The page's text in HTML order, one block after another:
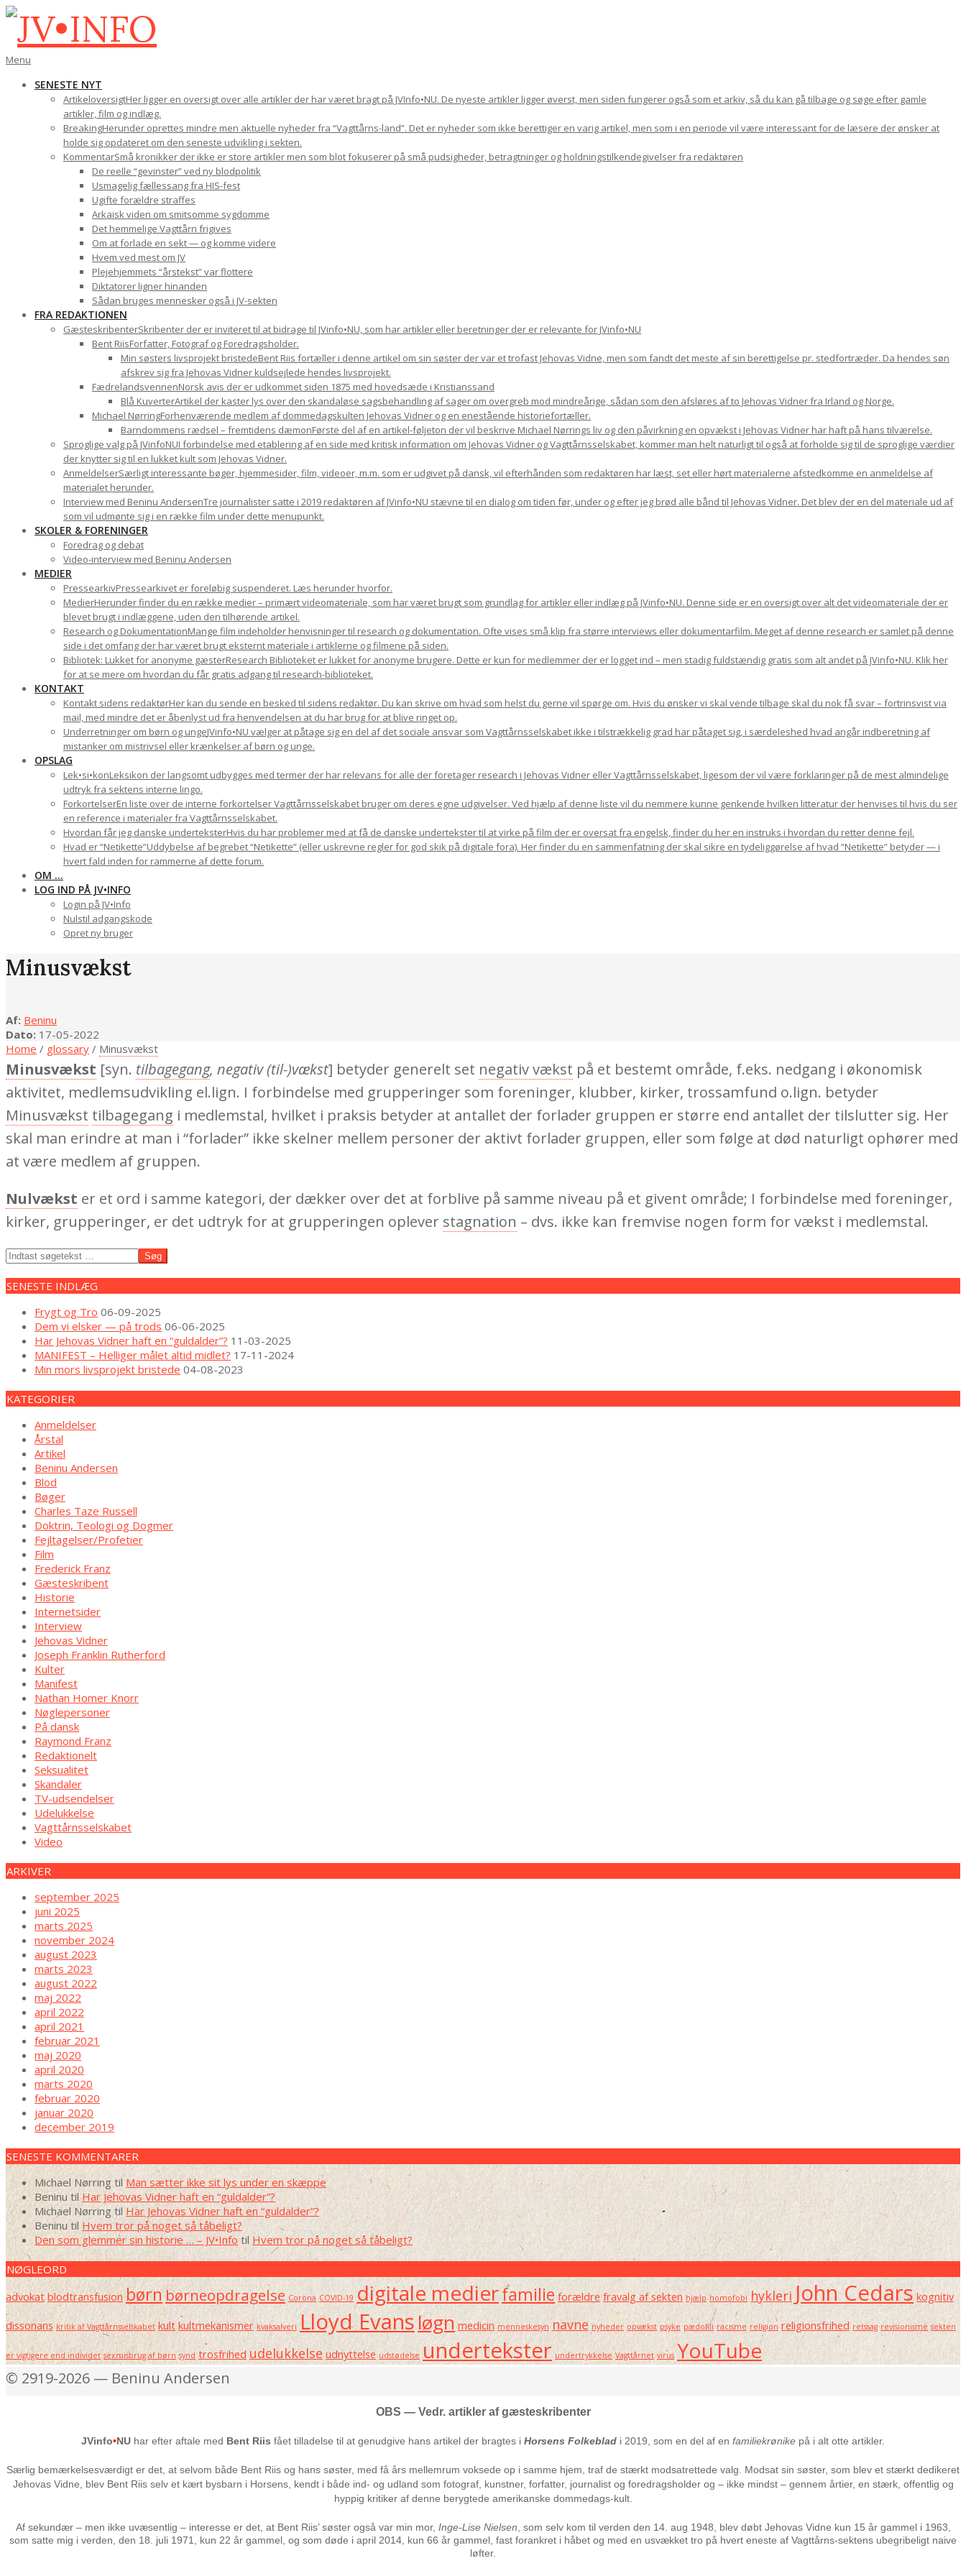
Gå
indhold
JV•INFO
Den
navigations-
Menu
SENESTE NYT
ArtikeloversigtHer ligger en oversigt over alle artikler der har været bragt på JVInfo•NU. De nyeste artikler ligger øverst, men siden fungerer også som et arkiv, så du kan gå tilbage og søge efter gamle
artikler, film og indlæg.
BreakingHerunder oprettes mindre men aktuelle nyheder fra “Vagttårns-land”. Det er nyheder som ikke berettiger en varig artikel, men som i en periode vil være interessant for de læsere der ønsker at
holde sig opdateret om den seneste udvikling i sekten.
KommentarSmå kronikker der ikke er store artikler men som blot fokuserer på små pudsigheder, betragtninger og holdningstilkendegivelser fra redaktøren
De reelle “gevinster” ved ny blodpolitik
Usmagelig fællessang fra HIS-fest
Ugifte forældre straffes
Arkaisk viden om smitsomme sygdomme
Det hemmelige Vagttårn frigives
Om at forlade en sekt — og komme videre
Hvem ved mest om JV
Plejehjemmets “årstekst” var flottere
Diktatorer ligner hinanden
Sådan bruges mennesker også i JV-sekten
FRA REDAKTIONEN
GæsteskribenterSkribenter der er inviteret til at bidrage til JVinfo•NU, som har artikler eller beretninger der er relevante for JVinfo•NU
Bent RiisForfatter, Fotograf og Foredragsholder.
Min søsters livsprojekt bristedeBent Riis fortæller i denne artikel om sin søster der var et trofast Jehovas Vidne, men som fandt det meste af sin berettigelse pr. stedfortræder. Da hendes søn
afskrev sig fra Jehovas Vidner kuldsejlede hendes livsprojekt.
FædrelandsvennenNorsk avis der er udkommet siden 1875 med hovedsæde i Kristianssand
Blå KuverterArtikel der kaster lys over den skandaløse sagsbehandling af sager om overgreb mod mindreårige, sådan som den afsløres af to Jehovas Vidner fra Irland og Norge.
Michael NørringForhenværende medlem af dommedagskulten Jehovas Vidner og en enestående historiefortæller.
Barndommens rædsel – fremtidens dæmonFørste del af en artikel-føljeton der vil beskrive Michael Nørrings liv og den påvirkning en opvækst i Jehovas Vidner har haft på hans tilværelse.
Sproglige valg på JVinfoNUI forbindelse med etablering af en side med kritisk information om Jehovas Vidner og Vagttårnsselskabet, kommer man helt naturligt til også at forholde sig til de sproglige værdier
der knytter sig til en lukket kult som Jehovas Vidner.
AnmeldelserSærligt interessante bøger, hjemmesider, film, videoer, m.m. som er udgivet på dansk, vil efterhånden som redaktøren har læst, set eller hørt materialerne afstedkomme en anmeldelse af
materialet herunder.
Interview med Beninu AndersenTre journalister satte i 2019 redaktøren af JVinfo•NU stævne til en dialog om tiden før, under og efter jeg brød alle bånd til Jehovas Vidner. Det blev der en del materiale ud af
som vil udmønte sig i en række film under dette menupunkt.
SKOLER & FORENINGER
Foredrag og debat
Video-interview med Beninu Andersen
MEDIER
PressearkivPressearkivet er foreløbig suspenderet. Læs herunder hvorfor.
MedierHerunder finder du en række medier – primært videomateriale, som har været brugt som grundlag for artikler eller indlæg på JVinfo•NU. Denne side er en oversigt over alt det videomateriale der er
blevet brugt i indlæggene, uden den tilhørende artikel.
Research og DokumentationMange film indeholder henvisninger til research og dokumentation. Ofte vises små klip fra større interviews eller dokumentarfilm. Meget af denne research er samlet på denne
side i det omfang der har været brugt eksternt materiale i artiklerne og filmene på siden.
Bibliotek: Lukket for anonyme gæsterResearch Biblioteket er lukket for anonyme brugere. Dette er kun for medlemmer der er logget ind – men stadig fuldstændig gratis som alt andet på JVinfo•NU. Klik her
for at se mere om hvordan du får gratis adgang til research-biblioteket.
KONTAKT
Kontakt sidens redaktørHer kan du sende en besked til sidens redaktør. Du kan skrive om hvad som helst du gerne vil spørge om. Hvis du ønsker vi skal vende tilbage skal du nok få svar – fortrinsvist via
mail, med mindre det er åbenlyst ud fra henvendelsen at du har brug for at blive ringet op.
Underretninger om børn og ungeJVinfo•NU vælger at påtage sig en del af det sociale ansvar som Vagttårnsselskabet ikke i tilstrækkelig grad har påtaget sig, i særdeleshed hvad angår indberetning af
mistanker om mistrivsel eller krænkelser af børn og unge.
OPSLAG
Lek•si•konLeksikon der langsomt udbygges med termer der har relevans for alle der foretager research i Jehovas Vidner eller Vagttårnsselskabet, ligesom der vil være forklaringer på de mest almindelige
udtryk fra sektens interne lingo.
ForkortelserEn liste over de interne forkortelser Vagttårnsselskabet bruger om deres egne udgivelser. Ved hjælp af denne liste vil du nemmere kunne genkende hvilken litteratur der henvises til hvis du ser
en reference i materialer fra Vagttårnsselskabet.
Hvordan får jeg danske underteksterHvis du har problemer med at få de danske undertekster til at virke på film der er oversat fra engelsk, finder du her en instruks i hvordan du retter denne fejl.
Hvad er “Netikette”Uddybelse af begrebet “Netikette” (eller uskrevne regler for god skik på digitale fora). Her finder du en sammenfatning der skal sikre en tydeliggørelse af hvad “Netikette” betyder — i
hvert fald inden for rammerne af dette forum.
OM …
LOG IND PÅ JV•INFO
Login på JV•Info
Nulstil adgangskode
Opret ny bruger
Minusvækst
Af: Beninu
Dato: 17-05-2022
Home / glossary / Minusvækst
Minusvækst [syn. tilbagegang, negativ (til-)vækst] betyder generelt set negativ vækst på et bestemt område, f.eks. nedgang i økonomisk
aktivitet, medlemsudvikling el.lign. I forbindelse med grupperinger som foreninger, klubber, kirker, trossamfund o.lign. betyder
Minusvækst tilbagegang i medlemstal, hvilket i praksis betyder at antallet der forlader gruppen er større end antallet der tilslutter sig. Her
skal man erindre at man i “forlader” ikke skelner mellem personer der aktivt forlader gruppen, eller som følge at død naturligt ophører med
at være medlem af gruppen.
Nulvækst er et ord i samme kategori, der dækker over det at forblive på samme niveau på et givent område; I forbindelse med foreninger,
kirker, grupperinger, er det udtryk for at grupperingen oplever stagnation – dvs. ikke kan fremvise nogen form for vækst i medlemstal.
2022-
17
Søg
SENESTE INDLÆG
Frygt og Tro 06-09-2025
Dem vi elsker — på trods 06-06-2025
Har Jehovas Vidner haft en “guldalder”? 11-03-2025
MANIFEST – Helliger målet altid midlet? 17-11-2024
Min mors livsprojekt bristede 04-08-2023
KATEGORIER
Anmeldelser
Årstal
Artikel
Beninu Andersen
Blod
Bøger
Charles Taze Russell
Doktrin, Teologi og Dogmer
Fejltagelser/Profetier
Film
Frederick Franz
Gæsteskribent
Historie
Internetsider
Interview
Jehovas Vidner
Joseph Franklin Rutherford
Kulter
Manifest
Nathan Homer Knorr
Nøglepersoner
På dansk
Raymond Franz
Redaktionelt
Seksualitet
Skandaler
TV-udsendelser
Udelukkelse
Vagttårnsselskabet
Video
ARKIVER
september 2025
juni 2025
marts 2025
november 2024
august 2023
marts 2023
august 2022
maj 2022
april 2022
april 2021
februar 2021
maj 2020
april 2020
marts 2020
februar 2020
januar 2020
december 2019
SENESTE KOMMENTARER
Michael Nørring til Man sætter ikke sit lys under en skæppe
Beninu til Har Jehovas Vidner haft en “guldalder”?
Michael Nørring til Har Jehovas Vidner haft en “guldalder”?
Beninu til Hvem tror på noget så tåbeligt?
Den som glemmer sin historie … – JV•Info til Hvem tror på noget så tåbeligt?
NØGLEORD
advokat blodtransfusion børn børneopdragelse Corona COVID-19 digitale medierfamilie forældre fravalg af sekten hjælp homofobi hykleri John Cedars kognitiv
dissonans kritik af Vagttårnsselskabet kult kultmekanismer kvaksalveri Lloyd Evansløgn medicin menneskesyn navne nyheder opvækst psyke pædofili racisme religion religionsfrihed retssag revisionisme sekten
er vigtigere end individet sexmisbrug af børn synd trosfrihed udelukkelse udnyttelse udstødelse undertekster undertrykkelse Vagttårnet virus YouTube
© 2919-2026 — Beninu Andersen
OBS — Vedr. artikler af gæsteskribenter
JVinfo•NU har efter aftale med Bent Riis fået tilladelse til at genudgive hans artikel der bragtes i Horsens Folkeblad i 2019, som en del af en familiekrønike på i alt otte artikler.
Særlig bemærkelsesværdigt er det, at selvom både Bent Riis og hans søster, med få års mellemrum voksede op i samme hjem, traf de stærkt modsatrettede valg. Modsat sin søster, som blev et stærkt dedikeret
Jehovas Vidne, blev Bent Riis selv et kært bysbarn i Horsens, kendt i både ind- og udland som fotograf, kunstner, forfatter, journalist og foredragsholder og – ikke mindst – gennem årtier, en stærk, offentlig og
hyppig kritiker af denne berygtede amerikanske dommedags-kult.
Af sekundær – men ikke uvæsentlig – interesse er det, at Bent Riis’ søster også var min mor, Inge-Lise Nielsen , som selv kom til verden den 14. aug 1948, blev døbt Jehovas Vidne kun 15 år gammel i 1963,
som satte mig i verden, den 18. juli 1971, kun 22 år gammel, og som døde i april 2014, kun 66 år gammel, fast forankret i håbet og med en usvækket tro på hvert eneste af Vagttårns-sektens ubegribeligt naive
løfter.